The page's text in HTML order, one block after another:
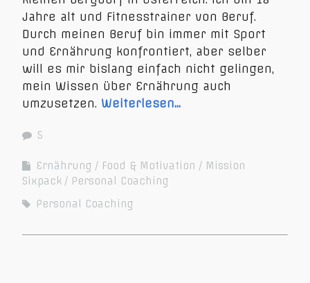
Jahre alt und Fitnesstrainer von Beruf.
Durch meinen Beruf bin immer mit Sport
und Ernährung konfrontiert, aber selber
will es mir bislang einfach nicht gelingen,
mein Wissen über Ernährung auch
umzusetzen. Weiterlesen…
5
Ernährung Food & Motivation
Mission
Sixpack
Personal Coaching
Personal Coaching